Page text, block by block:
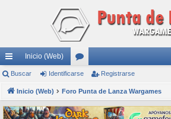
nl
ac
es
Inicio (Web)
or
os
Buscar Identificarse Registrarse
Inicio (Web) Foro Punta de Lanza Wargames